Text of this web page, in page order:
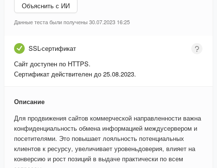
Объяснить с ИИ
Данные теста были получены 30.07.2023 16:25
SSL-сертификат
Сайт доступен по HTTPS.
Сертификат действителен до 25.08.2023.
Описание
Для продвижения сайтов коммерческой направленности важна
конфиденциальность обмена информацией междусервером и
посетителями. Это повышает лояльность потенциальных
клиентов к ресурсу, увеличивает уровеньдоверия, влияет на
конверсию и рост позиций в выдаче практически по всем